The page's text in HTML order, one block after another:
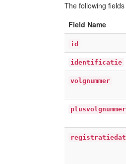
The following
Field Name
id
identificatie
volgnummer
plusvolgnummer